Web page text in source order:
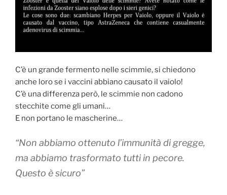
C’è un grande fermento nelle scimmie, si chiedono
anche loro se i vaccini abbiano causato il vaiolo!
C’è una differenza però, le scimmie non cadono
stecchite come gli umani…
E non portano le mascherine…
“Non abbiamo ottenuto l’immunità di gregge,
ma abbiamo trasformato tutti in pecore.
Questo è sicuro”